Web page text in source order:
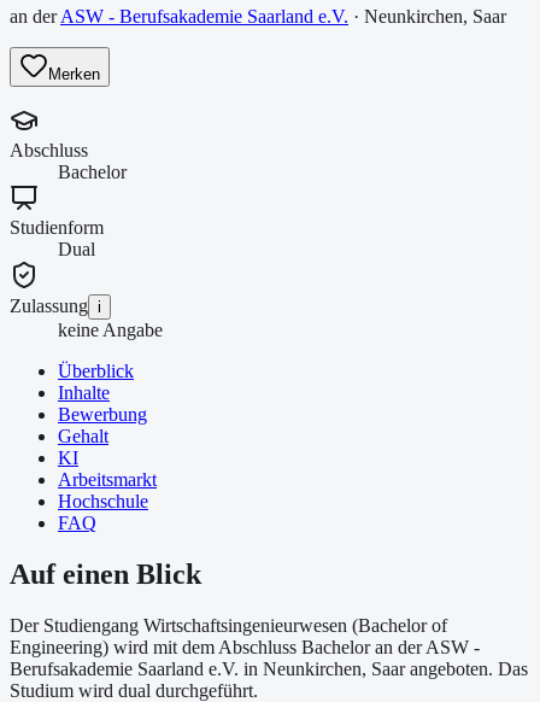
an derASW - Berufsakademie Saarland e.V. · Neunkirchen, Saar
Merken
Abschluss
Bachelor
Studienform
Dual
Zulassung i
keine Angabe
Überblick
Inhalte
Bewerbung
Gehalt
KI
Arbeitsmarkt
Hochschule
FAQ
Auf einen Blick
Der Studiengang Wirtschaftsingenieurwesen (Bachelor of
Engineering) wird mit dem Abschluss Bachelor an der ASW -
Berufsakademie Saarland e.V. in Neunkirchen, Saar angeboten. Das
Studium wird dual durchgeführt.